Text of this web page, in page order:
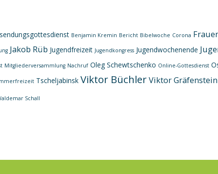
Benjamin Kremin Bericht Bibelwoche Corona
Jakob Rüb Jugendfreizeit Jugendkongress Jugendwochenende
Mitgliederversammlung Nachruf Oleg Schewtschenko Online-Gottesdienst
Tscheljabinsk Viktor BüchlerViktor Gräfenstein
Schall